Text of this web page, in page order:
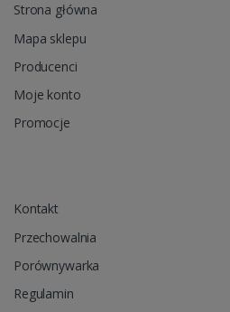
Strona główna
Mapa sklepu
Producenci
Moje konto
Promocje
Kontakt
Przechowalnia
Porównywarka
Regulamin